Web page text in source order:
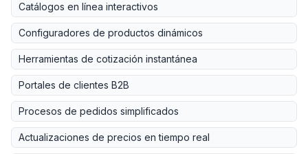
Catálogos en línea interactivos
Configuradores de productos dinámicos
Herramientas de cotización instantánea
Portales de clientes B2B
Procesos de pedidos simplificados
Actualizaciones de precios en tiempo real